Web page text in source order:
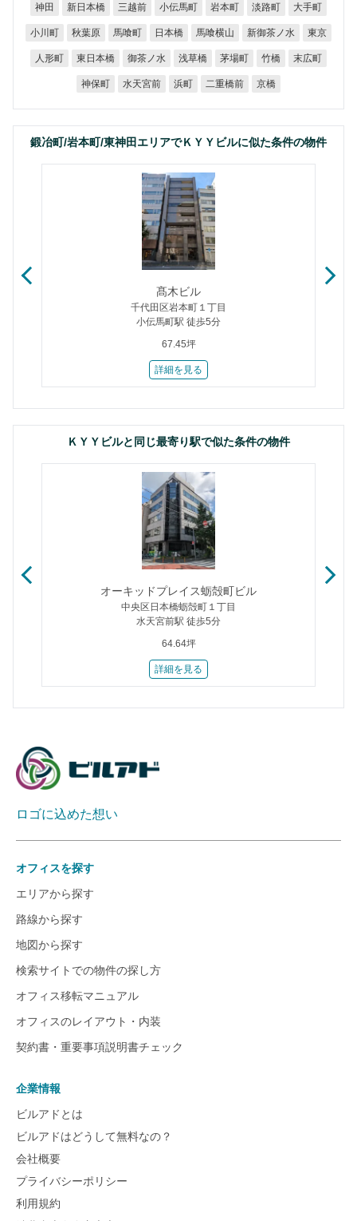
神田 新日本橋 三越前 小伝馬町 岩本町 淡路町 大手町
小川町 秋葉原 馬喰町 日本橋 馬喰横山 新御茶ノ水 東京
人形町 東日本橋 御茶ノ水 浅草橋 茅場町 竹橋 末広町
神保町 水天宮前 浜町 二重橋前 京橋
鍛冶町/岩本町/東神田エリアでＫＹＹビルに似た条件の物件
髙木ビル
千代田区岩本町１丁目
小伝馬町駅 徒歩5分
67.45坪
詳細を見る
ＫＹＹビルと同じ最寄り駅で似た条件の物件
オーキッドプレイス蛎殻町ビル
中央区日本橋蛎殻町１丁目
水天宮前駅 徒歩5分
64.64坪
詳細を見る
ロゴに込めた想い
オフィスを探す
エリアから探す
路線から探す
地図から探す
検索サイトでの物件の探し方
オフィス移転マニュアル
オフィスのレイアウト・内装
契約書・重要事項説明書チェック
企業情報
ビルアドとは
ビルアドはどうして無料なの？
会社概要
プライバシーポリシー
利用規約